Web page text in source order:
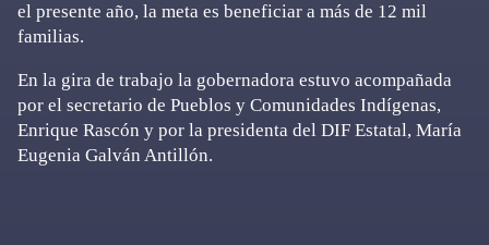
el presente año, la meta es beneficiar a más de 12 mil
familias.
En la gira de trabajo la gobernadora estuvo acompañada
por el secretario de Pueblos y Comunidades Indígenas,
Enrique Rascón y por la presidenta del DIF Estatal, María
Eugenia Galván Antillón.